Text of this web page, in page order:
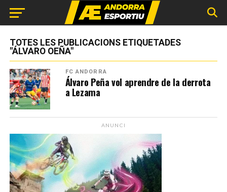
TOTES LES PUBLICACIONS ETIQUETADES
"ÁLVARO OEÑA"
FC ANDORRA
Álvaro Peña vol aprendre de la derrota
a Lezama
ANUNCI